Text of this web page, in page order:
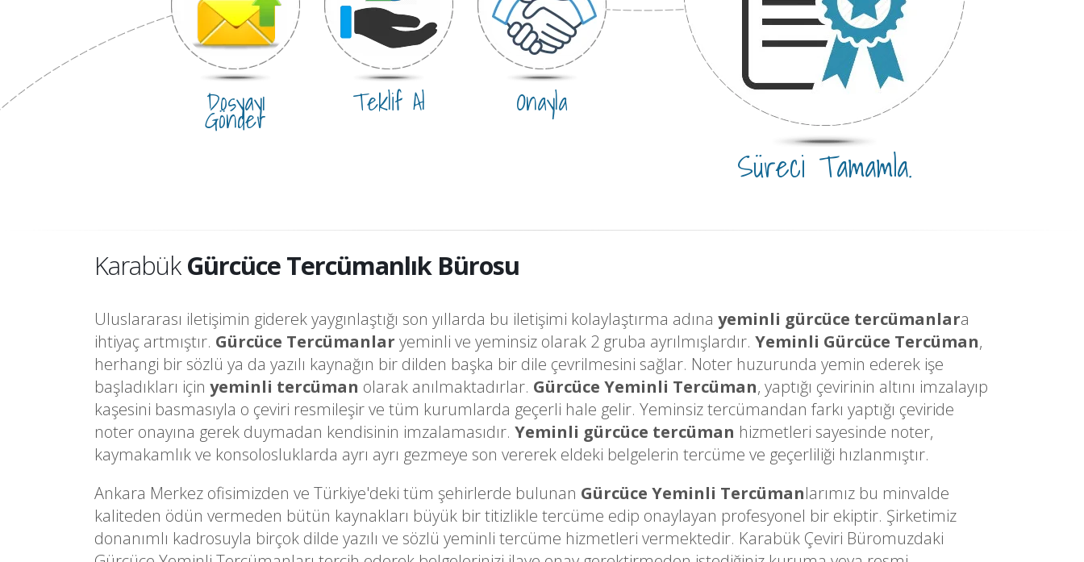
Dosyayı
Gönder Teklif Al Onayla
Süreci Tamamla.
KarabükGürcüce Tercümanlık Bürosu
Uluslararası iletişimin giderek yaygınlaştığı son yıllarda bu iletişimi kolaylaştırma adına yeminli gürcüce tercümanlara
ihtiyaç artmıştır. Gürcüce Tercümanlar yeminli ve yeminsiz olarak 2 gruba ayrılmışlardır. Yeminli Gürcüce Tercüman,
herhangi bir sözlü ya da yazılı kaynağın bir dilden başka bir dile çevrilmesini sağlar. Noter huzurunda yemin ederek işe
başladıkları için yeminli tercüman olarak anılmaktadırlar. Gürcüce Yeminli Tercüman, yaptığı çevirinin altını imzalayıp
kaşesini basmasıyla o çeviri resmileşir ve tüm kurumlarda geçerli hale gelir. Yeminsiz tercümandan farkı yaptığı çeviride
noter onayına gerek duymadan kendisinin imzalamasıdır. Yeminli gürcüce tercüman hizmetleri sayesinde noter,
kaymakamlık ve konsolosluklarda ayrı ayrı gezmeye son vererek eldeki belgelerin tercüme ve geçerliliği hızlanmıştır.
Ankara Merkez ofisimizden ve Türkiye'deki tüm şehirlerde bulunan Gürcüce Yeminli Tercümanlarımız bu minvalde
kaliteden ödün vermeden bütün kaynakları büyük bir titizlikle tercüme edip onaylayan profesyonel bir ekiptir. Şirketimiz
donanımlı kadrosuyla birçok dilde yazılı ve sözlü yeminli tercüme hizmetleri vermektedir. Karabük Çeviri Büromuzdaki